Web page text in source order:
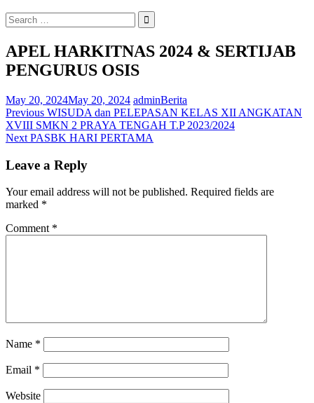
Search
for:
APEL HARKITNAS 2024 & SERTIJAB
PENGURUS OSIS
May 20, 2024May 20, 2024 adminBerita
Post
navigation
Previous Previous
post:
WISUDA dan PELEPASAN KELAS XII ANGKATAN
XVIII SMKN 2 PRAYA TENGAH T.P 2023/2024
Next Next
PASBK HARI PERTAMA
Leave a Reply
Your email address will not be published. Required fields are
marked *
Comment *
Name *
Email *
Website